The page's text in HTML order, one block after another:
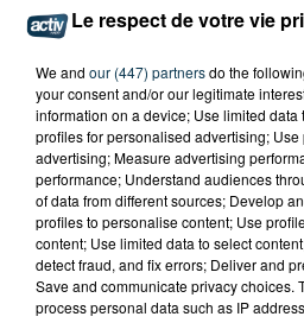
Le respect de votre vie
We and our (447) partnersdo the
your consent and/or our legitimate
information on a device; Use limited
profiles for personalised advertising;
advertising; Measure advertising
performance; Understand audiences
of data from different sources; Develop
profiles to personalise content; Use
content; Use limited data to select
detect fraud, and fix errors; Deliver and
Save and communicate privacy choices.
process personal data such as IP